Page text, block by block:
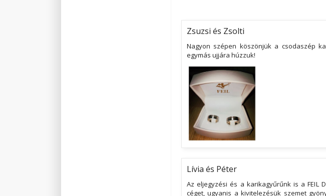
Zsuzsi és Zsolti
Nagyon szépen köszönjük a csodaszép
egymás ujjára húzzuk!
Lívia és Péter
Az eljegyzési és a karikagyűrűnk is a FEIL
céget, ugyanis a kivitelezésük szemet